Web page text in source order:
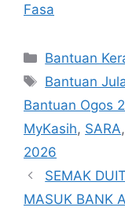
Fasa
Categories
Bantuan
Tags
Bantuan
Bantuan Ogos
MyKasih, SARA,
2026
SEMAK
MASUK BANK